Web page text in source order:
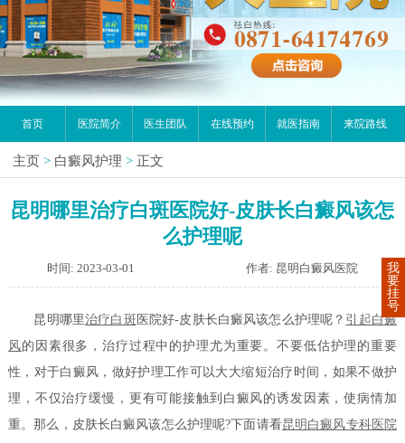
首页 医院简介 医生团队 在线预约 就医指南 来院路线
主页 > 白癜风护理 > 正文
昆明哪里治疗白斑医院好-皮肤长白癜风该怎
么护理呢
时间: 2023-03-01 作者: 昆明白癜风医院
昆明哪里治疗白斑 医院好-皮肤长白癜风该怎么护理呢？ 引起白癜
风的因素很多，治疗过程中的护理尤为重要。不要低估护理的重要
性，对于白癜风，做好护理工作可以大大缩短治疗时间，如果不做护
理，不仅治疗缓慢，更有可能接触到白癜风的诱发因素，使病情加
重。那么，皮肤长白癜风该怎么护理呢?下面请看昆明白癜风专科医院
我
要
挂
号